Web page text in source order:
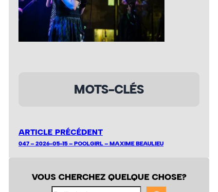
MOTS-CLÉS
ARTICLE PRÉCÉDENT
047 – 2026-05-15 – POOLGIRL – MAXIME BEAULIEU
VOUS CHERCHEZ QUELQUE CHOSE?